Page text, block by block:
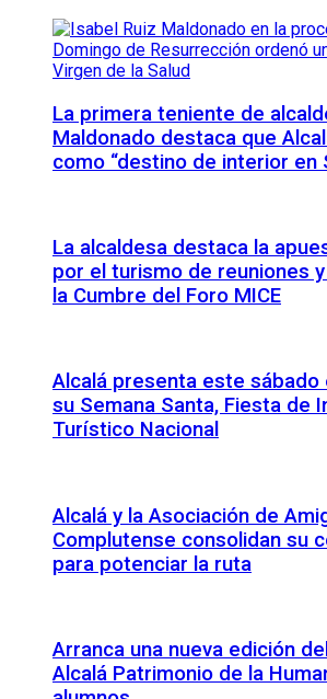
La primera teniente de
Maldonado destaca que
como “destino de interior en
La alcaldesa destaca la
por el turismo de reuniones
la Cumbre del Foro MICE
Alcalá presenta este sábado
su Semana Santa, Fiesta de
Turístico Nacional
Alcalá y la Asociación de
Complutense consolidan su
para potenciar la ruta
Arranca una nueva edición
Alcalá Patrimonio de la